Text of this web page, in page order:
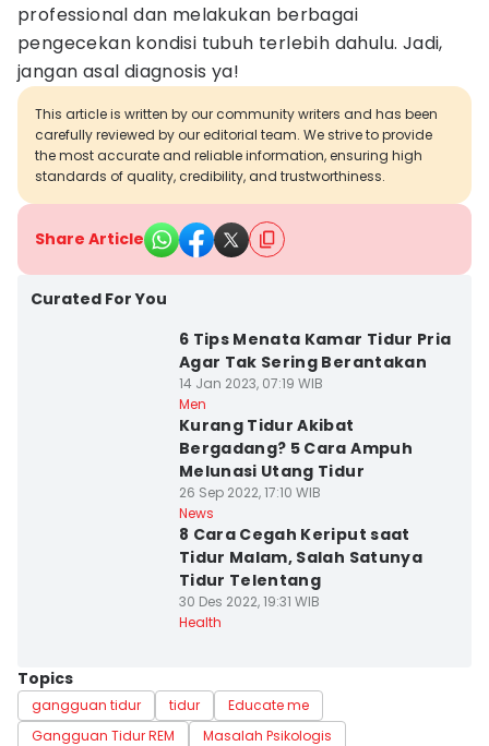
professional dan melakukan berbagai
pengecekan kondisi tubuh terlebih dahulu. Jadi,
jangan asal diagnosis ya!
This article is written by our community writers and has been
carefully reviewed by our editorial team. We strive to provide
the most accurate and reliable information, ensuring high
standards of quality, credibility, and trustworthiness.
Share Article
Curated For You
6 Tips Menata Kamar Tidur Pria
Agar Tak Sering Berantakan
14 Jan 2023, 07:19 WIB
Men
Kurang Tidur Akibat
Bergadang? 5 Cara Ampuh
Melunasi Utang Tidur
26 Sep 2022, 17:10 WIB
News
8 Cara Cegah Keriput saat
Tidur Malam, Salah Satunya
Tidur Telentang
30 Des 2022, 19:31 WIB
Health
Topics
gangguan tidur tidur
Educate me
Gangguan Tidur REM
Masalah Psikologis